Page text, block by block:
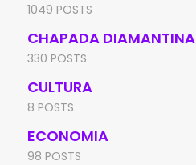
1049 POSTS
CHAPADA DIAMANTINA
330 POSTS
CULTURA
8 POSTS
ECONOMIA
98 POSTS